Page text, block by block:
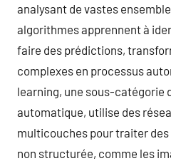
analysant de vastes
algorithmes apprennent à
faire des prédictions,
complexes en processus
learning, une sous-catégorie
automatique, utilise des
multicouches pour traiter des
non structurée, comme les